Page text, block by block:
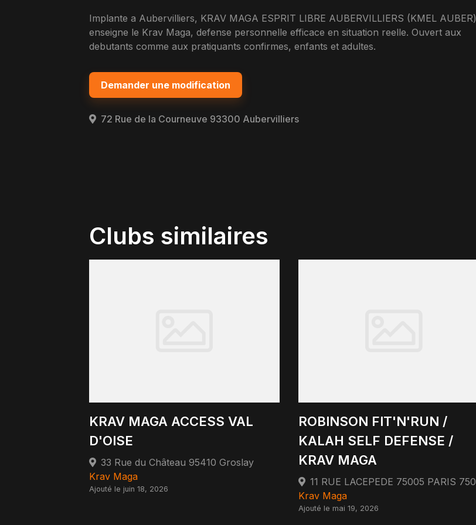
Implante a Aubervilliers, KRAV MAGA ESPRIT LIBRE AUBERVILLIERS (KMEL AUBER)
enseigne le Krav Maga, defense personnelle efficace en situation reelle. Ouvert aux
debutants comme aux pratiquants confirmes, enfants et adultes.
Demander une modification
72 Rue de la Courneuve 93300 Aubervilliers
Clubs similaires
KRAV MAGA ACCESS VAL
D'OISE
33 Rue du Château 95410 Groslay
Krav Maga
Ajouté le juin 18, 2026
ROBINSON FIT'N'RUN /
KALAH SELF DEFENSE /
KRAV MAGA
Krav Maga
Ajouté le mai 19, 2026